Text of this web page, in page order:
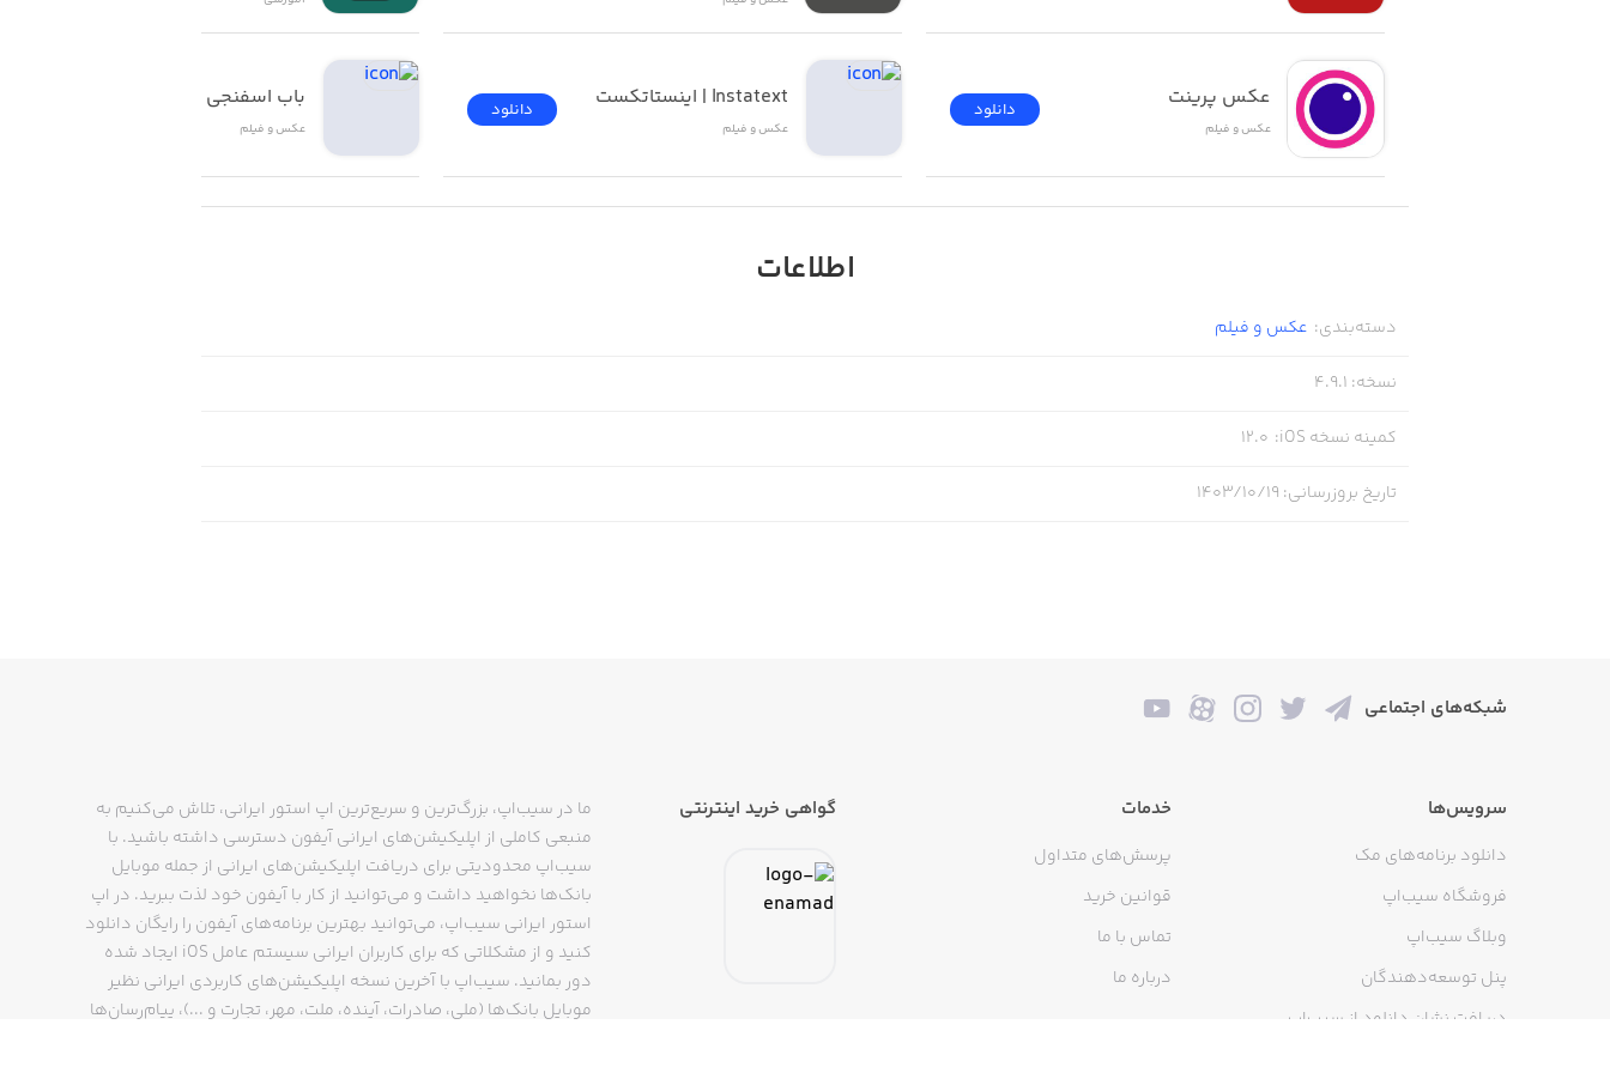
عکس پرینت
عکس و فیلم
دانلود Instatext | اینستاتکست
عکس و فیلم
دانلود باب اسفنجی
عکس و فیلم
اطلاعات
دسته‌بندی: عکس و فیلم
نسخه:
4.9.1
کمینه نسخه iOS :
12.0
تاریخ بروزرسانی: ۱۴۰۳/۱۰/۱۹
شبکه‌های اجتماعی
سرویس‌ها
دانلود برنامه‌های مک
فروشگاه سیب‌اپ
وبلاگ سیب‌اپ
پنل توسعه‌دهندگان
دریافت نشان دانلود از سیب‌اپ
خدمات
پرسش‌های متداول
قوانین خرید
تماس با ما
درباره ما
گواهی خرید اینترنتی
ما در سیب‌اپ، بزرگ‌ترین و سریع‌ترین اپ استور ایرانی، تلاش می‌کنیم به
منبعی کاملی از اپلیکیشن‌های ایرانی آیفون دسترسی داشته باشید. با
سیب‌اپ محدودیتی برای دریافت اپلیکیشن‌های ایرانی از جمله موبایل
بانک‌ها نخواهید داشت و می‌توانید از کار با آیفون خود لذت ببرید. در اپ
استور ایرانی سیب‌اپ، می‌توانید بهترین برنامه‌های آیفون را رایگان دانلود
کنید و از مشکلاتی که برای کاربران ایرانی سیستم عامل iOS ایجاد شده
دور بمانید. سیب‌اپ با آخرین نسخه اپلیکیشن‌های کاربردی ایرانی نظیر
موبایل بانک‌ها (ملی، صادرات، آینده، ملت، مهر، تجارت و ...)، پیام‌رسان‌ها